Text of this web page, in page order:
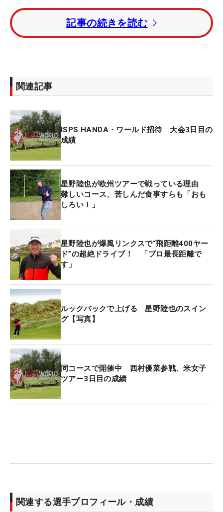
が起こってしまった。
午前中、強く吹いた風に対応できずショットが荒れ
のキャッスルロックGCでプレーしたことも、その狂
いの原因になった。「地面のやわらかさが全然違
残っていた。昨日のショットのイメージで、クラブ
が深く入り過ぎて、出球がうまくいかなかった」。
とにかく何もかもがうまくいかない立ち上がりだっ
た。
今大会は、3日目終了時点で35位タイまでに入った
選手しか最終日に進めないセカンドカットが実施さ
れる。この6ホールを終えた時点で一気にトータル4
オーバーにまで急降下し、そのラインを下回ること
になった。「貯金がまだある。後半は風が少しやん
だこともあって、最低でも2つ取り戻せばいけ
る」。心のなかでそう唱え、落ち着きを取り戻そう
とした。すると12番、15番でバーディを奪った。初
バーディとなった12番パー3では、パットを決めた
瞬間のホッとした表情が印象的だった。
ただ、さらなるハイライトが終盤に訪れる。そのき
っかけになったのは17番パー4だった。フェアウェ
イからのセカンドショット。ここは事前の予報で右
風が吹くことを把握しており、それを警戒して低い
球を打った。しかし突然、左からの強烈な風が吹き
込む。ボールはグリーン右のバンカーへ。運の悪い
最終18番パー5のティに上がる時、「行くしかな
記事の続きを読む
関連記事
ISPS HANDA・ワールド招待 大会3日目の
成績
星野陸也が欧州ツアーで戦っている理由
難しいコース、苦しんだ食事すらも「おも
しろい！」
星野陸也が爆風リンクスで“飛距離400ヤー
ド”の超絶ドライブ！ 「プロ最長距離で
す」
ルックバックで上げる 星野陸也のスイン
グ【写真】
同コースで開催中 西村優菜参戦、米女子
ツアー3日目の成績
関連する選手プロフィール・成績